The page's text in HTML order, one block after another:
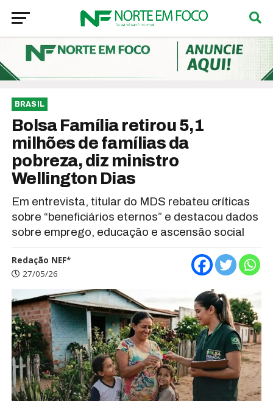
BRASIL
Bolsa Família retirou 5,1
milhões de famílias da
pobreza, diz ministro
Wellington Dias
Em entrevista, titular do MDS rebateu críticas
sobre “beneficiários eternos” e destacou dados
sobre emprego, educação e ascensão social
Redação NEF*
27/05/26